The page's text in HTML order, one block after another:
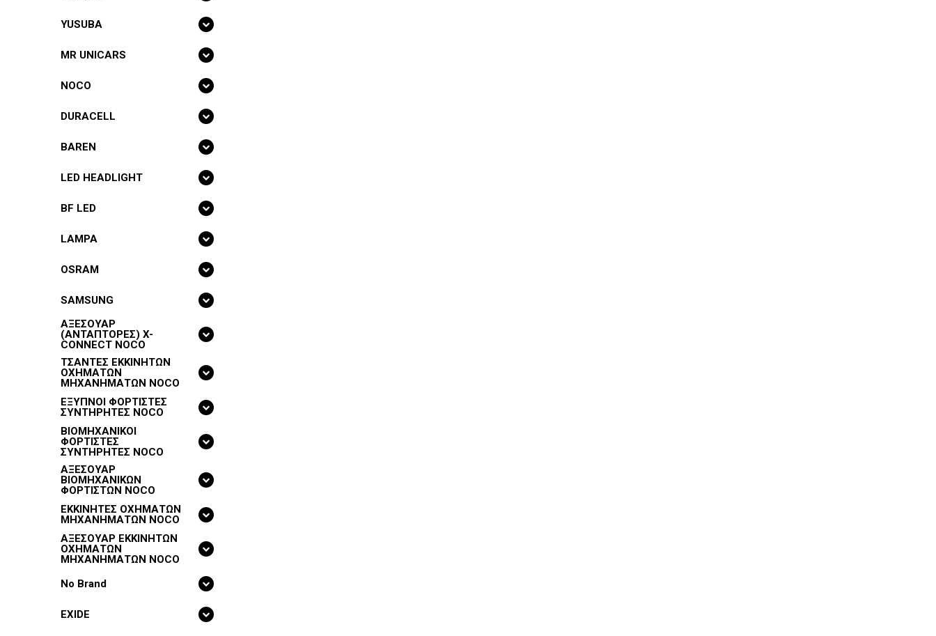
YUSUBA
MR UNICARS
NOCO
DURACELL
BAREN
LED HEADLIGHT
BF LED
LAMPA
OSRAM
SAMSUNG
ΑΞΕΣΟΥΑΡ
(ΑΝΤΑΠΤΟΡΕΣ) X-
CONNECT NOCO
ΤΣΑΝΤΕΣ ΕΚΚΙΝΗΤΩΝ
ΟΧΗΜΑΤΩΝ
ΜΗΧΑΝΗΜΑΤΩΝ NOCO
ΕΞΥΠΝΟΙ ΦΟΡΤΙΣΤΕΣ
ΣΥΝΤΗΡΗΤΕΣ NOCO
ΒΙΟΜΗΧΑΝΙΚΟΙ
ΦΟΡΤΙΣΤΕΣ
ΣΥΝΤΗΡΗΤΕΣ NOCO
ΑΞΕΣΟΥΑΡ
ΒΙΟΜΗΧΑΝΙΚΩΝ
ΦΟΡΤΙΣΤΩΝ NOCO
ΕΚΚΙΝΗΤΕΣ ΟΧΗΜΑΤΩΝ
ΜΗΧΑΝΗΜΑΤΩΝ NOCO
ΑΞΕΣΟΥΑΡ ΕΚΚΙΝΗΤΩΝ
ΟΧΗΜΑΤΩΝ
ΜΗΧΑΝΗΜΑΤΩΝ NOCO
No Brand
EXIDE